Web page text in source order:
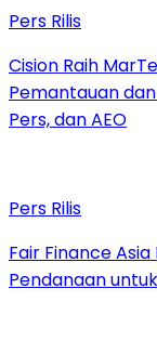
Pers Rilis
Cision Raih
Pemantauan dan
Pers, dan AEO
Pers Rilis
Fair Finance
Pendanaan